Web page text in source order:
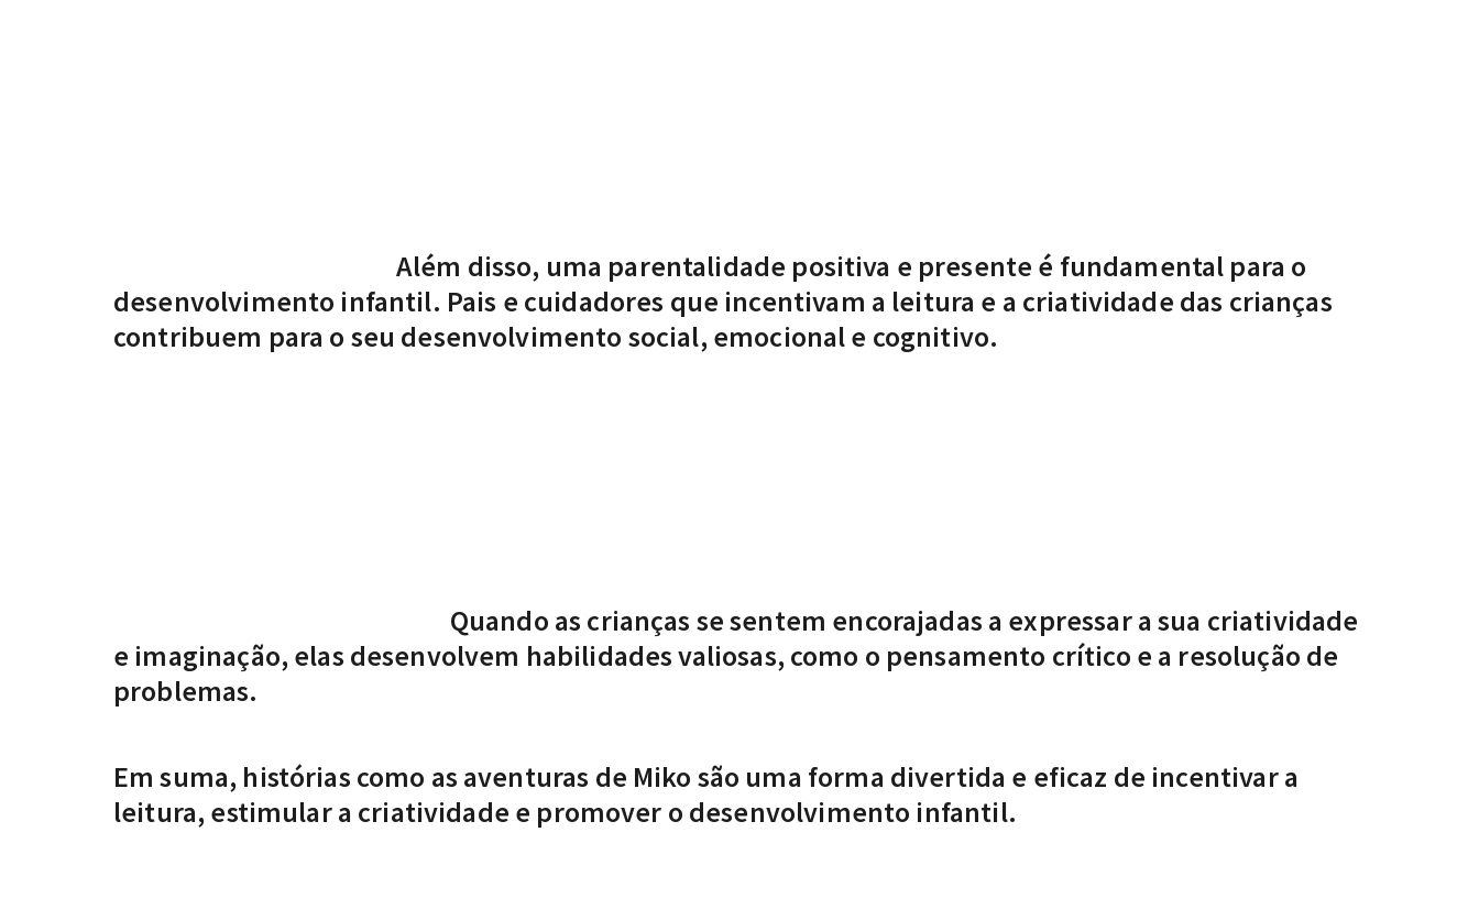
Além disso, uma parentalidade positiva e presente é fundamental para o
desenvolvimento infantil. Pais e cuidadores que incentivam a leitura e a criatividade das crianças
contribuem para o seu desenvolvimento social, emocional e cognitivo.
Quando as crianças se sentem encorajadas a expressar a sua criatividade
e imaginação, elas desenvolvem habilidades valiosas, como o pensamento crítico e a resolução de
problemas.
Em suma, histórias como as aventuras de Miko são uma forma divertida e eficaz de incentivar a
leitura, estimular a criatividade e promover o desenvolvimento infantil.